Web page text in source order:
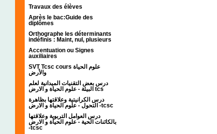
Travaux des élèves
Après le bac:Guide des
diplômes
Orthographe les déterminants
indéfinis : Maint, nul, plusieurs
Accentuation ou Signes
auxiliaires
SVT Tcsc cours علوم الحياة
والأرض
درس بعض التقنيات الميدانية لعلم
البيئة - علوم الحياة و الارض tcs
درس الكرانيتية وعلاقتها بظاهرة
التحول - علوم الحياة و الارض -tcsc
درس العوامل التربوية وعلاقتها
بالكائنات الحية - علوم الحياة و الارض
-tcsc